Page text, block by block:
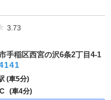
5つ星のうち3.5
3.73
手稲区西宮の沢6条2丁目4-1
(車5分)
(車4分)